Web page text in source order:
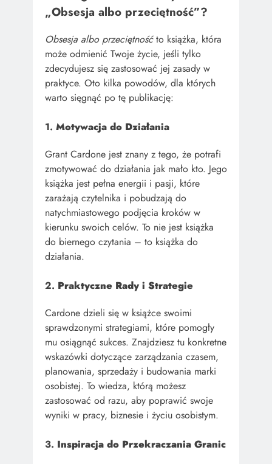
„Obsesja albo przeciętność”?
Obsesja albo przeciętnośćto książka, która
może odmienić Twoje życie, jeśli tylko
zdecydujesz się zastosować jej zasady w
praktyce. Oto kilka powodów, dla których
warto sięgnąć po tę publikację:
1. Motywacja do Działania
Grant Cardone jest znany z tego, że potrafi
zmotywować do działania jak mało kto. Jego
książka jest pełna energii i pasji, które
zarażają czytelnika i pobudzają do
natychmiastowego podjęcia kroków w
kierunku swoich celów. To nie jest książka
do biernego czytania – to książka do
działania.
2. Praktyczne Rady i Strategie
Cardone dzieli się w książce swoimi
sprawdzonymi strategiami, które pomogły
mu osiągnąć sukces. Znajdziesz tu konkretne
wskazówki dotyczące zarządzania czasem,
planowania, sprzedaży i budowania marki
osobistej. To wiedza, którą możesz
zastosować od razu, aby poprawić swoje
wyniki w pracy, biznesie i życiu osobistym.
3. Inspiracja do Przekraczania Granic